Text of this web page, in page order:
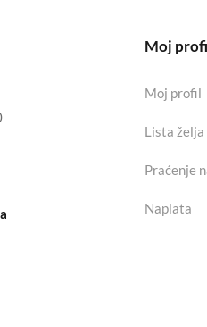
Moj
Moj profil
Lista želja
Praćenje
Naplata